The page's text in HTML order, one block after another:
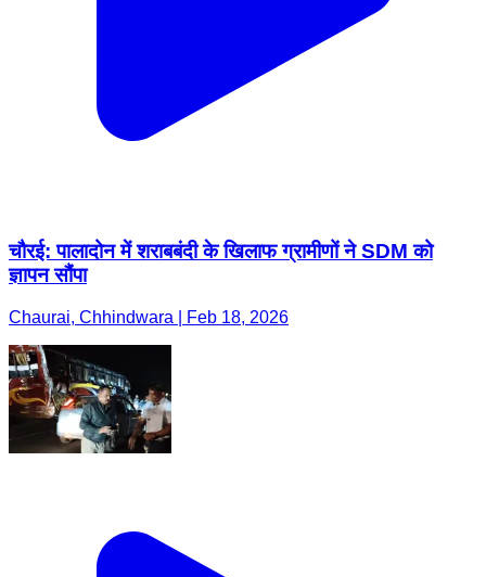
चौरई: पालादोन में शराबबंदी के खिलाफ ग्रामीणों ने SDM को
ज्ञापन सौंपा
Chaurai, Chhindwara | Feb 18, 2026